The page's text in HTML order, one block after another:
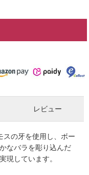
スの牙を使用し、ボー
なバラを彫り込んだ
現しています。
レビュー